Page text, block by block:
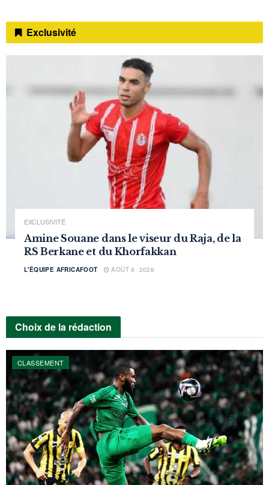
Exclusivité
EXCLUSIVITÉ
Amine Souane dans le viseur du Raja, de la
RS Berkane et du Khorfakkan
L'ÉQUIPE AFRICAFOOT AOÛT 9, 2026
Choix de la rédaction
CLASSEMENT